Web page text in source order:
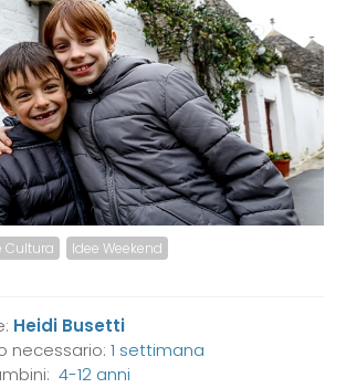
Cultura Idee Weekend
Heidi Busetti
necessario: 1 settimana
4-12 anni